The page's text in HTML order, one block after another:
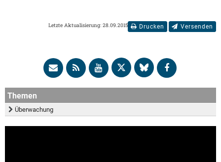
Drucken Versenden
Letzte Aktualisierung: 28.09.2015
Themen
Überwachung